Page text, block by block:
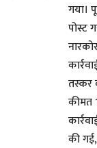
गया।
पोस्ट
तस्कर
कीमत
की